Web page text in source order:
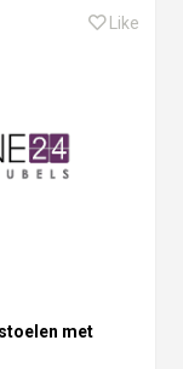
Like
met